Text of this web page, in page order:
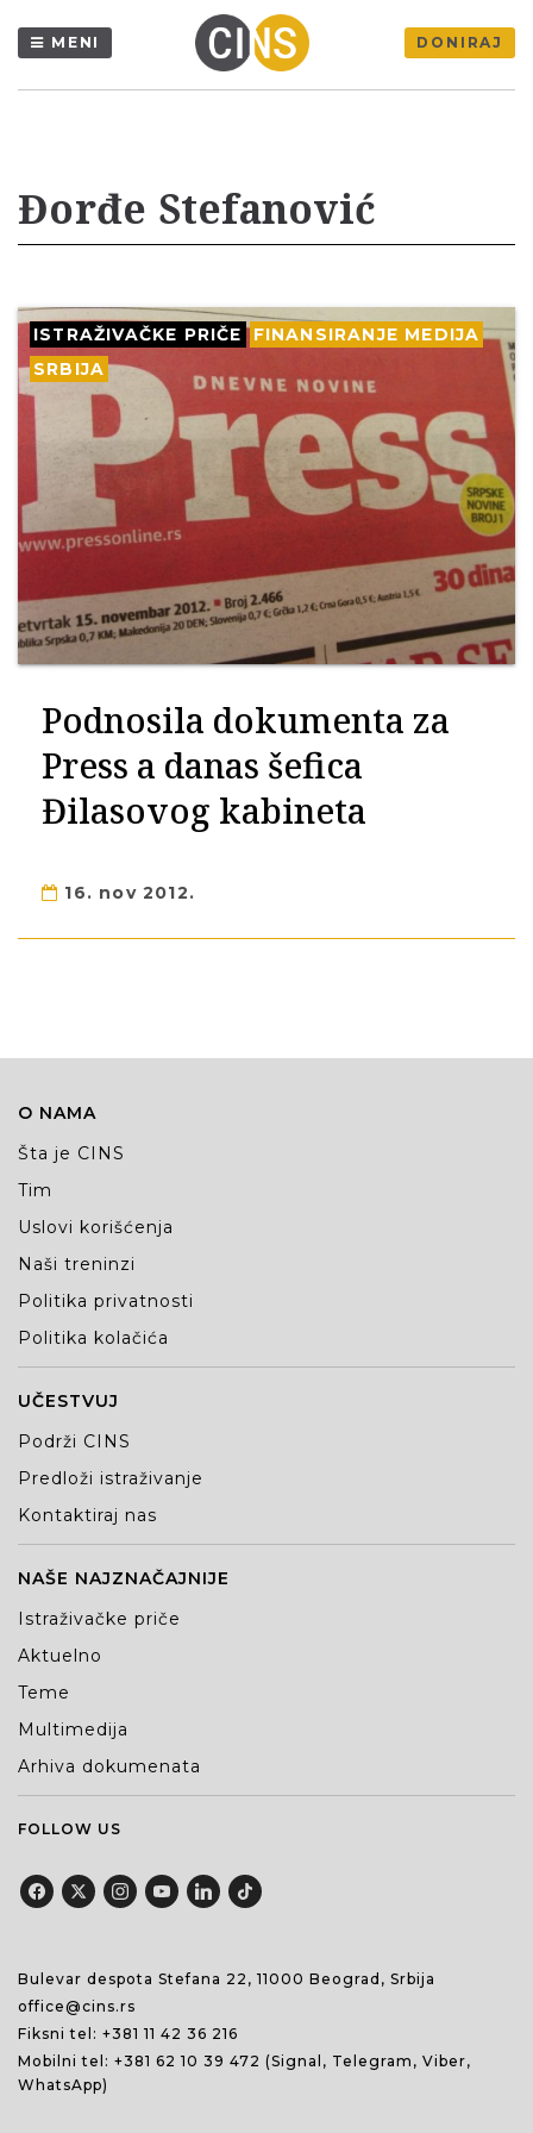
MENI DONIRAJ
Đorđe Stefanović
ISTRAŽIVAČKE PRIČE
FINANSIRANJE MEDIJA
SRBIJA
Podnosila dokumenta za
Press a danas šefica
Đilasovog kabineta
16. nov 2012.
O NAMA
Šta je CINS
Tim
Uslovi korišćenja
Naši treninzi
Politika privatnosti
Politika kolačića
UČESTVUJ
Podrži CINS
Predloži istraživanje
Kontaktiraj nas
NAŠE NAJZNAČAJNIJE
Istraživačke priče
Aktuelno
Teme
Multimedija
Arhiva dokumenata
FOLLOW US
Bulevar despota Stefana 22, 11000 Beograd, Srbija
office@cins.rs
Fiksni tel: +381 11 42 36 216
Mobilni tel: +381 62 10 39 472 (Signal, Telegram, Viber,
WhatsApp)